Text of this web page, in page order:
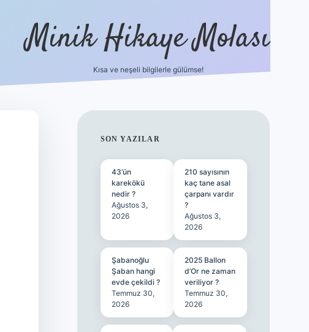
Minik Hikaye Molası
Kısa ve neşeli bilgilerle gülümse!
SIDEBAR
SON YAZILAR
43’ün
karekökü
nedir ?
Ağustos 3,
2026
210 sayısının
kaç tane asal
çarpanı vardır
?
Ağustos 3,
2026
Şabanoğlu
Şaban hangi
evde çekildi ?
Temmuz 30,
2026
2025 Ballon
d’Or ne zaman
veriliyor ?
Temmuz 30,
2026
elexbett.net